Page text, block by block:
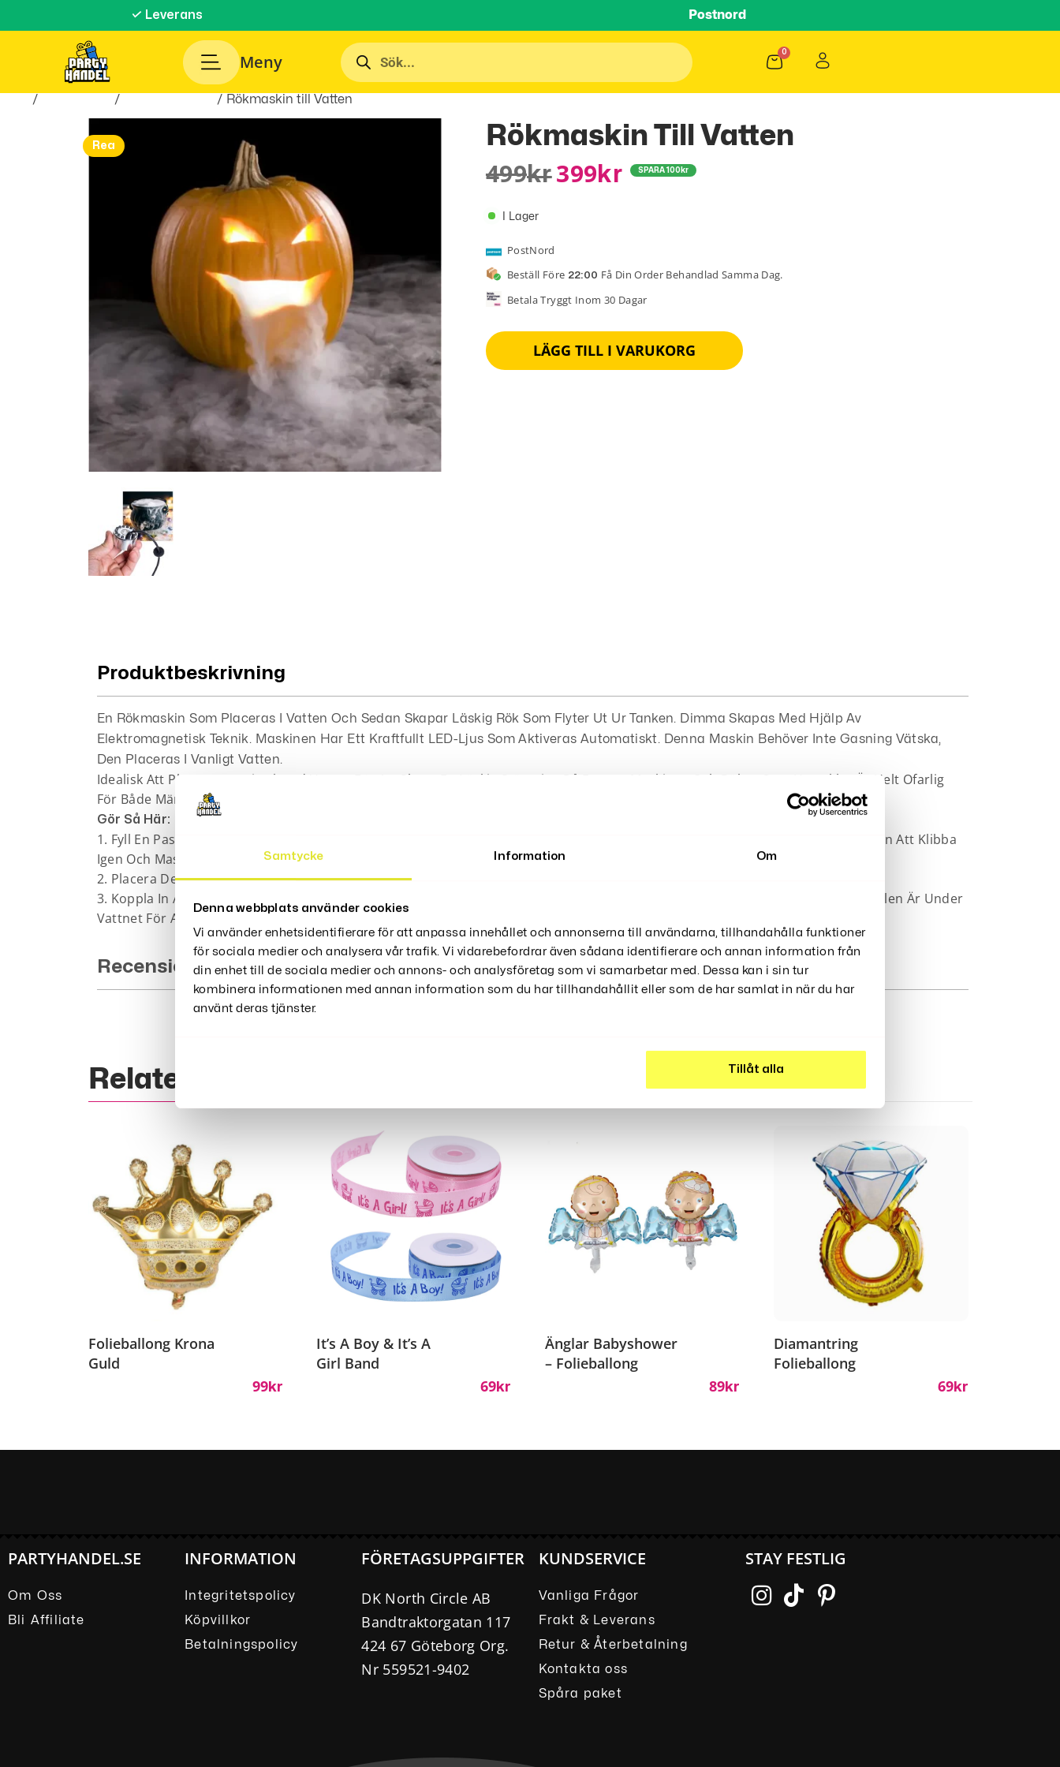
Samtycke Information Om
Denna webbplats använder cookies
Vi använder enhetsidentifierare för att anpassa innehållet och annonserna till användarna, tillhandahålla funktioner
för sociala medier och analysera vår trafik. Vi vidarebefordrar även sådana identifierare och annan information från
din enhet till de sociala medier och annons- och analysföretag som vi samarbetar med. Dessa kan i sin tur
kombinera informationen med annan information som du har tillhandahållit eller som de har samlat in när du har
använt deras tjänster.
Tillåt alla
✓ Leverans Postnord
Meny
/ / / Rökmaskin till Vatten
Rea Rökmaskin Till Vatten
499Kr 399 Kr SPARA100 kr
I Lager
PostNord
Beställ Före 22:00 Få Din Order Behandlad Samma Dag.
Betala Tryggt Inom 30 Dagar
LÄGG TILL I VARUKORG
Produktbeskrivning
En Rökmaskin Som Placeras I Vatten Och Sedan Skapar Läskig Rök Som Flyter Ut Ur Tanken. Dimma Skapas Med Hjälp Av
Elektromagnetisk Teknik. Maskinen Har Ett Kraftfullt LED-Ljus Som Aktiveras Automatiskt. Denna Maskin Behöver Inte Gasning Vätska,
Den Placeras I Vanligt Vatten.
Idealisk Att Placera I En Kittel Med Vatten För Att Skapa En Läskig Stämning På Festen. Maskinen Och Röken Som Utvecklas Är Helt Ofarlig
För Både Människor Och Djur.
Gör Så Här:
1. Fyll En Passande Skål Med Ca 5-6 Cm Vatten. (Obs! Använd Enbart Vatten, Annan Vätska Kan Få Membranet Som Skapar Ångan Att Klibba
Igen Och Maskinen Blir Förstörd).
2. Placera Den På Ett Oömt Underlag Då Det Kan Hamna Lite Fukt Bredvid Skålen.
3. Koppla In Adaptern I Eluttaget Och Placera Den Runda Delen I Vattnet. Det Är Viktigt Att Den Svarta Bågen På Den Silvriga Delen Är Under
Vattnet För Att Röken Ska Bildas.
Recensioner (0)
Relaterade Produkter
Folieballong Krona
Guld
99Kr
It’s A Boy & It’s A
Girl Band
69Kr
Änglar Babyshower
– Folieballong
89Kr
Diamantring
Folieballong
69Kr
PARTYHANDEL.SE
Om Oss
Bli Affiliate
INFORMATION
Integritetspolicy
Köpvillkor
Betalningspolicy
FÖRETAGSUPPGIFTER
DK North Circle AB
Bandtraktorgatan 117
424 67 Göteborg Org.
Nr 559521-9402
KUNDSERVICE
Vanliga Frågor
Frakt & Leverans
Retur & Återbetalning
Kontakta oss
Spåra paket
STAY FESTLIG